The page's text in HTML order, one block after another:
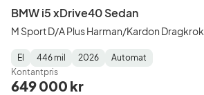
BMW i5 xDrive40 Sedan
M Sport D/A Plus Harman/Kardon Dragkrok
Fuel
Type:
El
Mätarställning:
446 mil
Model
Year:
2026
Gearbox
Type:
Automat
Kontantpris
649 000 kr